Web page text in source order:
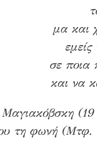
μα και
σε ποια
και να
Μαγιακόβσκη
τη φωνή (Μτφ.